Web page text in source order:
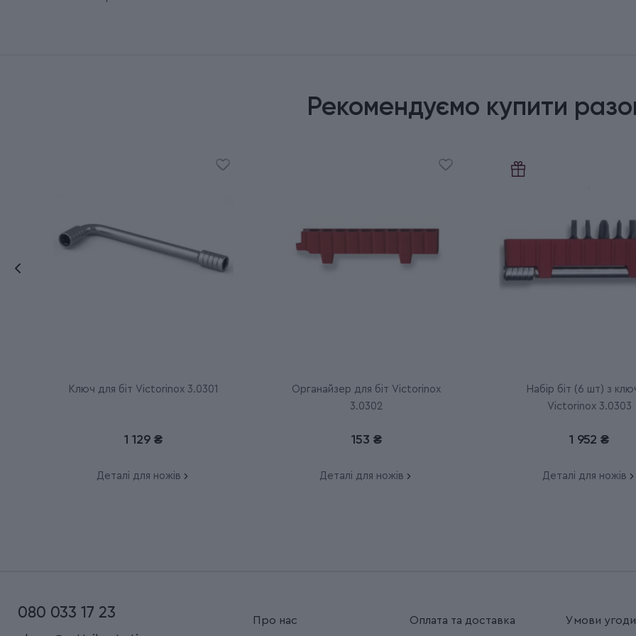
Рекомендуємо купити
Ключ для біт Victorinox 3.0301
1 129 ₴
Деталі для ножів
Органайзер для біт Victorinox
3.0302
153 ₴
Деталі для ножів
Набір біт (6 шт) з
Victorinox 3.0303
1 952 ₴
Деталі для ножів
080 033 17 23 Про нас Оплата та доставка Умови угоди